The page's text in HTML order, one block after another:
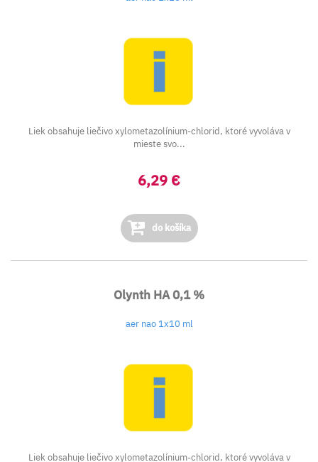
Liek obsahuje liečivo xylometazolínium-chlorid, ktoré vyvoláva v
mieste svo...
6,29 €
do košíka
Olynth HA 0,1 %
aer nao 1x10 ml
Liek obsahuje liečivo xylometazolínium-chlorid, ktoré vyvoláva v